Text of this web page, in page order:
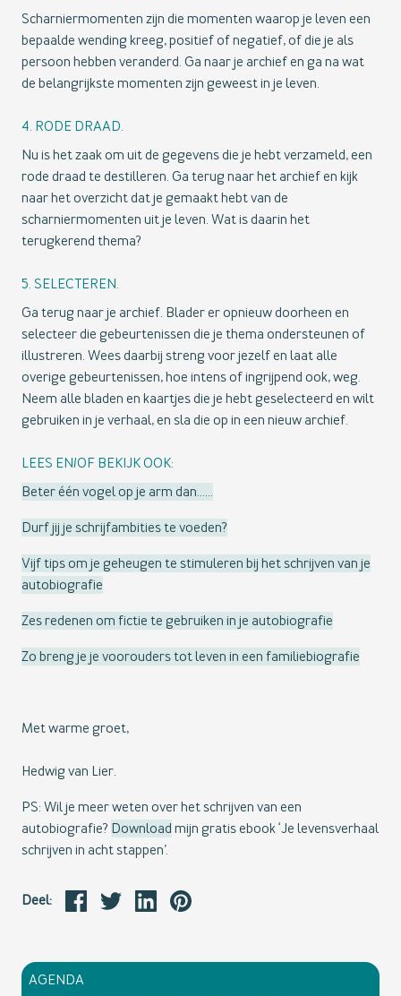
Scharniermomenten zijn die momenten waarop je leven een
bepaalde wending kreeg, positief of negatief, of die je als
persoon hebben veranderd. Ga naar je archief en ga na wat
de belangrijkste momenten zijn geweest in je leven.
4. RODE DRAAD.
Nu is het zaak om uit de gegevens die je hebt verzameld, een
rode draad te destilleren. Ga terug naar het archief en kijk
naar het overzicht dat je gemaakt hebt van de
scharniermomenten uit je leven. Wat is daarin het
terugkerend thema?
5. SELECTEREN.
Ga terug naar je archief. Blader er opnieuw doorheen en
selecteer die gebeurtenissen die je thema ondersteunen of
illustreren. Wees daarbij streng voor jezelf en laat alle
overige gebeurtenissen, hoe intens of ingrijpend ook, weg.
Neem alle bladen en kaartjes die je hebt geselecteerd en wilt
gebruiken in je verhaal, en sla die op in een nieuw archief.
LEES EN/OF BEKIJK OOK:
Beter één vogel op je arm dan……
Durf jij je schrijfambities te voeden?
Vijf tips om je geheugen te stimuleren bij het schrijven van je
autobiografie
Zes redenen om fictie te gebruiken in je autobiografie
Zo breng je je voorouders tot leven in een familiebiografie
Met warme groet,
Hedwig van Lier.
PS: Wil je meer weten over het schrijven van een
autobiografie? Download mijn gratis ebook ‘Je levensverhaal
schrijven in acht stappen’.
Deel:
AGENDA